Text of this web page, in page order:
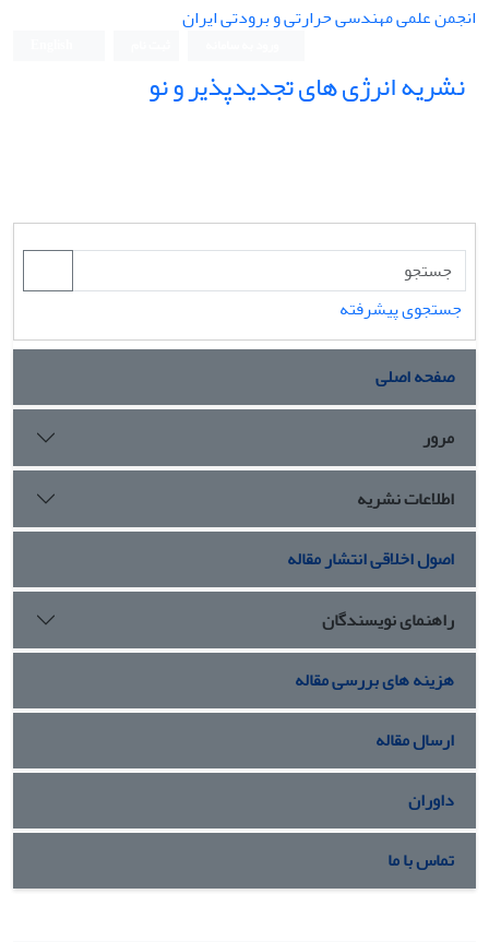
انجمن علمی مهندسی حرارتی و برودتی ایران
نشریه انرژی های تجدیدپذیر و نو
جستجوی پیشرفته
صفحه اصلی
مرور
اطلاعات نشریه
اصول اخلاقی انتشار مقاله
راهنمای نویسندگان
هزینه های بررسی مقاله
ارسال مقاله
داوران
تماس با ما